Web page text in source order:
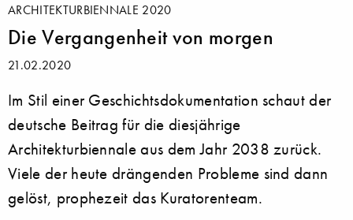
ARCHITEKTURBIENNALE 2020
Die Vergangenheit von morgen
21.02.2020
Im Stil einer Geschichtsdokumentation schaut der
deutsche Beitrag für die diesjährige
Architekturbiennale aus dem Jahr 2038 zurück.
Viele der heute drängenden Probleme sind dann
gelöst, prophezeit das Kuratorenteam.